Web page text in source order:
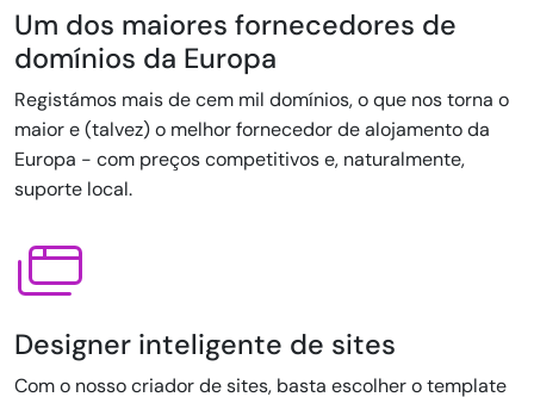
Um dos maiores fornecedores de
domínios da Europa
Registámos mais de cem mil domínios, o que nos torna o
maior e (talvez) o melhor fornecedor de alojamento da
Europa - com preços competitivos e, naturalmente,
suporte local.
Designer inteligente de sites
Com o nosso criador de sites, basta escolher o template